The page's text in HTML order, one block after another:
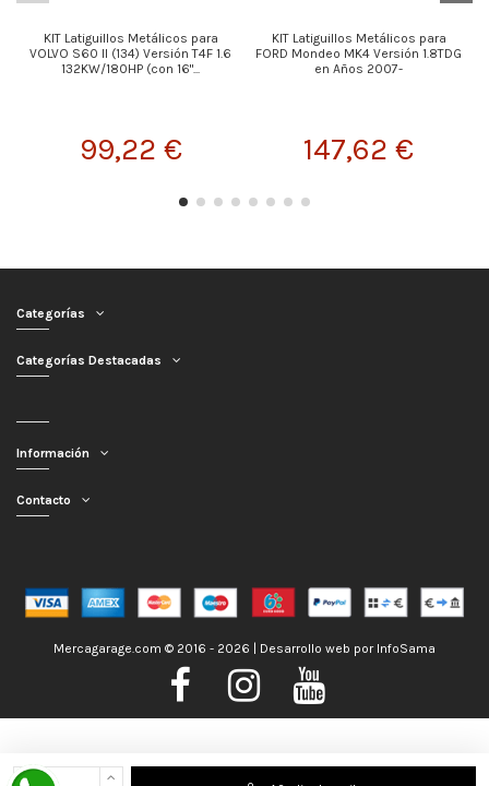
Nos encontramos de Vacaciones, no obstante los pedidos hechos se
KIT Latiguillos Metálicos para
VOLVO S60 II (134) Versión T4F 1.6
132KW/180HP (con 16"...
99,22 €
KIT Latiguillos Metálicos para
FORD Mondeo MK4 Versión 1.8TDG
en Años 2007-
147,62 €
Categorías
Categorías Destacadas
Información
Contacto
Mercagarage.com © 2016 - 2026 | Desarrollo web por InfoSama